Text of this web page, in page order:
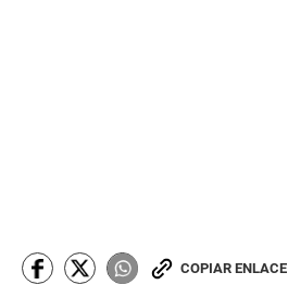
COPIAR ENLACE